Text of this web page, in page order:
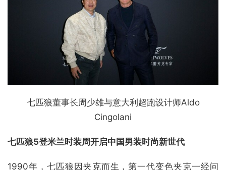
七匹狼董事长周少雄与意大利超跑设计师Aldo
Cingolani
七匹狼5登米兰时装周开启中国男装时尚新世代
1990年，七匹狼因夹克而生，第一代变色夹克一经问